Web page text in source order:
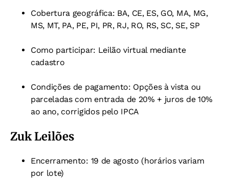
Cobertura geográfica: BA, CE, ES, GO, MA, MG,
MS, MT, PA, PE, PI, PR, RJ, RO, RS, SC, SE, SP
Como participar: Leilão virtual mediante
cadastro
Condições de pagamento: Opções à vista ou
parceladas com entrada de 20% + juros de 10%
ao ano, corrigidos pelo IPCA
Zuk Leilões
Encerramento: 19 de agosto (horários variam
por lote)